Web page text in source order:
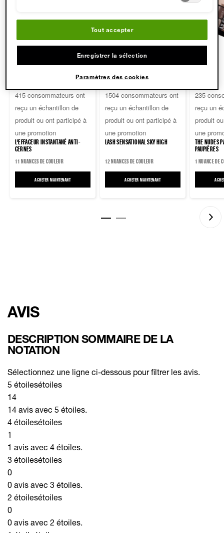
5
étoiles.
415
avis
415 consommateurs ont
reçu un échantillon de
produit ou ont participé à
une promotion
L'EFFACEUR INSTANTANÉ ANTI-
CERNES
11 NUANCES DE COULEUR
ACHETER MAINTENANTL'EFFACEUR INSTANTANÉ ANTI-CERNES
5
étoiles.
1504
avis
1370 sur
1504 consommateurs ont
reçu un échantillon de
produit ou ont participé à
une promotion
LASH SENSATIONAL SKY HIGH
12 NUANCES DE COULEUR
ACHETER MAINTENANTLASH SENSATIONAL SKY HIGH
5
étoiles.
235
avis
235
reçu un
produit
une
THE NUDES PALETTE D'OMBRES À
PAUPIÈRES
1 NUANCE DE
AVIS
DESCRIPTION SOMMAIRE DE LA
NOTATION
Sélectionnez une ligne ci-dessous pour filtrer les avis.
5 étoilesétoiles
14
14 avis avec 5 étoiles.
4 étoilesétoiles
1
1 avis avec 4 étoiles.
3 étoilesétoiles
0
0 avis avec 3 étoiles.
2 étoilesétoiles
0
0 avis avec 2 étoiles.
Tout accepter
Enregistrer la sélection
Paramètres des cookies